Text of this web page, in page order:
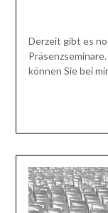
Derzeit gibt es
können Sie bei